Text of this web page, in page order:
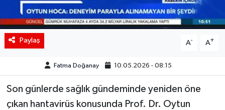
Paylaş A- A+
Fatma Doğanay 10.05.2026 - 08:15
Son günlerde sağlık gündeminde yeniden öne
çıkan hantavirüs konusunda Prof. Dr. Oytun